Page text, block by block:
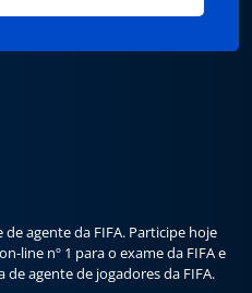
agente da FIFA. Participe hoje
line nº 1 para o exame da FIFA e
agente de jogadores da FIFA.